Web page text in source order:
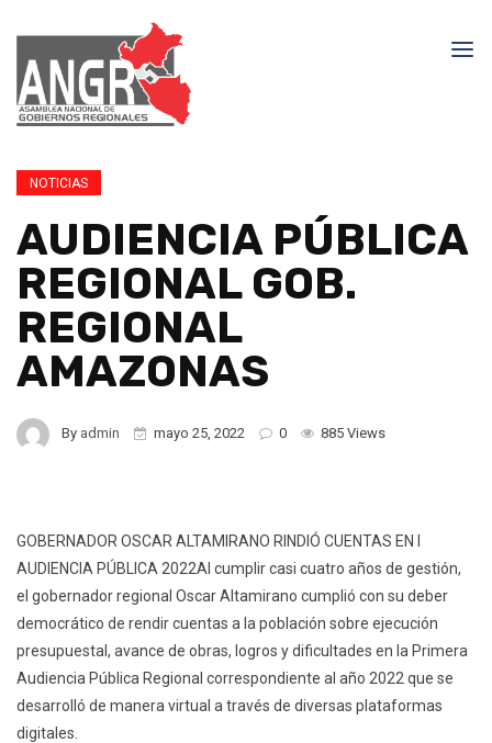
NOTICIAS
AUDIENCIA PÚBLICA
REGIONAL GOB.
REGIONAL
AMAZONAS
By admin mayo 25, 2022 0 885 Views
GOBERNADOR OSCAR ALTAMIRANO RINDIÓ CUENTAS EN I
AUDIENCIA PÚBLICA 2022Al cumplir casi cuatro años de gestión,
el gobernador regional Oscar Altamirano cumplió con su deber
democrático de rendir cuentas a la población sobre ejecución
presupuestal, avance de obras, logros y dificultades en la Primera
Audiencia Pública Regional correspondiente al año 2022 que se
desarrolló de manera virtual a través de diversas plataformas
digitales.